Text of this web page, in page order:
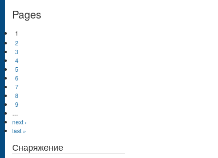
Pages
1
2
3
4
5
6
7
8
9
…
next ›
last »
Снаряжение